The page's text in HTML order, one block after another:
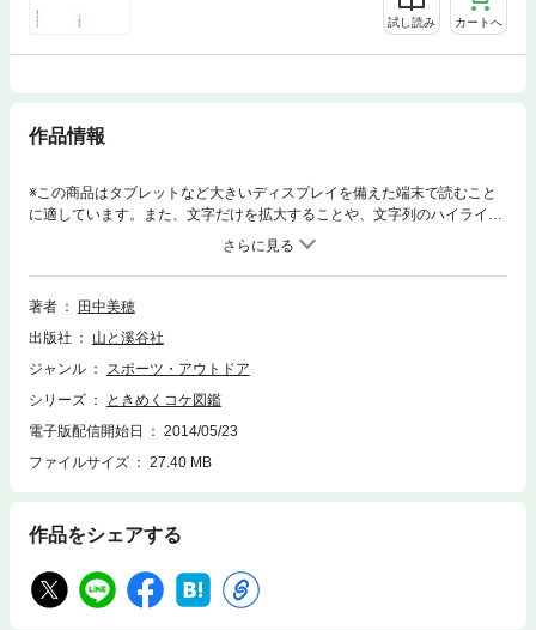
試し読み カートへ
作品情報
※この商品はタブレットなど大きいディスプレイを備えた端末で読むこと
に適しています。また、文字だけを拡大することや、文字列のハイライ
ト、検索、辞書の参照、引用などの機能が使用できません。『苔とある
く』の著者、田中美穂(蟲文庫主催)による待望の第2弾です。 前著からさ
らにコケワールドに踏み込んだ、「もう少しコケの種類がわかるようにな
りたい人のための本があれば」 という願いから誕生しました。 本書の大
の写真を撮り続けてきた自然写真家・伊沢正名氏による、これまで未公開
だったコケの写真を贅沢に掲載しています。 これに合わせて、区別しづら
にコケのライフサイクルやコケのありかを推測する方法、コケの観察中に
見つけた動植物など、コケについて全く知らない初心者から上級者まで、
立つ内容です
著者
田中美穂
出版社
山と溪谷社
ジャンル
スポーツ・アウトドア
シリーズ
ときめくコケ図鑑
電子版配信開始日
2014/05/23
ファイルサイズ
27.40 MB
作品をシェアする